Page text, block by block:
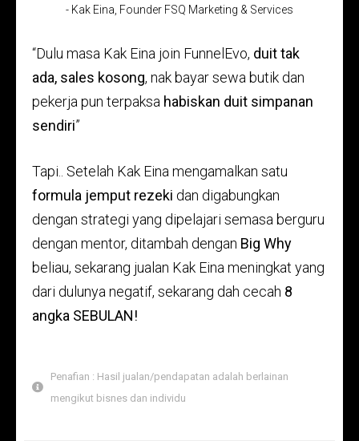
- Kak Eina, Founder FSQ Marketing & Services
“Dulu masa Kak Eina join FunnelEvo, duit tak
ada, sales kosong, nak bayar sewa butik dan
pekerja pun terpaksa habiskan duit simpanan
sendiri”
Tapi.. Setelah Kak Eina mengamalkan satu
formula jemput rezeki dan digabungkan
dengan strategi yang dipelajari semasa berguru
dengan mentor, ditambah dengan Big Why
beliau, sekarang jualan Kak Eina meningkat yang
dari dulunya negatif, sekarang dah cecah 8
angka SEBULAN!
Penafian : Hasil jualan/pendapatan adalah berlainan
mengikut bisnes dan individu